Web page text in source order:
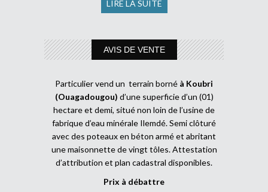
LIRE LA SUITE
AVIS DE VENTE
Particulier vend un terrain borné à Koubri
(Ouagadougou) d’une superficie d’un (01)
hectare et demi, situé non loin de l’usine de
fabrique d’eau minérale Ilemdé. Semi clôturé
avec des poteaux en béton armé et abritant
une maisonnette de vingt tôles. Attestation
d’attribution et plan cadastral disponibles.
Prix à débattre